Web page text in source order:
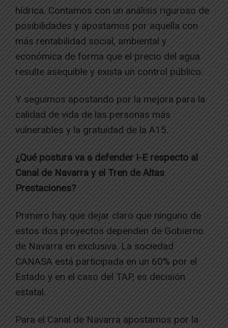
hídrica. Contamos con un análisis riguroso de
posibilidades y apostamos por aquella con
más rentabilidad social, ambiental y
económica de forma que el precio del agua
resulte asequible y exista un control público.
Y seguimos apostando por la mejora para la
calidad de vida de las personas más
vulnerables y la gratuidad de la A15.
¿Qué postura va a defender I-E respecto al
Canal de Navarra y el Tren de Altas
Prestaciones?
Primero hay que dejar claro que ninguno de
estos dos proyectos dependen de Gobierno
de Navarra en exclusiva. La sociedad
CANASA está participada​ en un 60% por el
Estado y en el caso del TAP, es decisión
estatal.
Para el Canal de Navarra apostamos por la